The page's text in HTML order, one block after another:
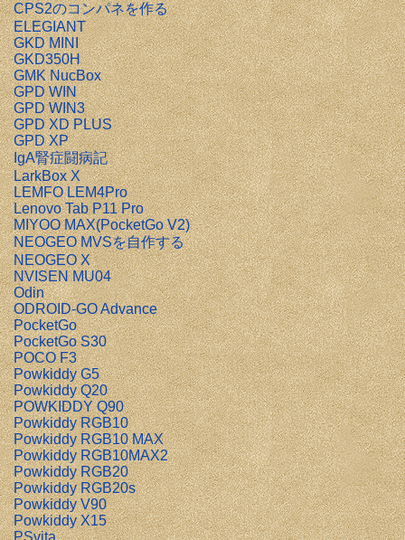
CPS2のコンパネを作る
ELEGIANT
GKD MINI
GKD350H
GMK NucBox
GPD WIN
GPD WIN3
GPD XD PLUS
GPD XP
IgA腎症闘病記
LarkBox X
LEMFO LEM4Pro
Lenovo Tab P11 Pro
MIYOO MAX(PocketGo V2)
NEOGEO MVSを自作する
NEOGEO X
NVISEN MU04
Odin
ODROID-GO Advance
PocketGo
PocketGo S30
POCO F3
Powkiddy G5
Powkiddy Q20
POWKIDDY Q90
Powkiddy RGB10
Powkiddy RGB10 MAX
Powkiddy RGB10MAX2
Powkiddy RGB20
Powkiddy RGB20s
Powkiddy V90
Powkiddy X15
PSvita